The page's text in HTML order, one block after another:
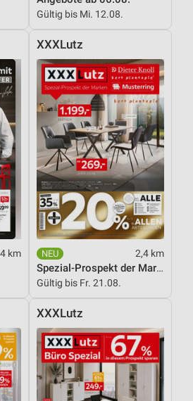
Gültig bis Mi. 12.08.
km
XXXLutz
2,4 km
Spezial-Prospekt der Marken
Gültig bis Fr. 21.08.
XXXLutz
der Angebote
Daten zur Auswahl von
angeforderten